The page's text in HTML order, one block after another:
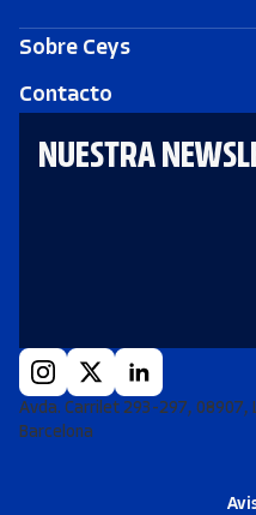
Sobre Ceys
Contacto
NUESTRA
Avda. Carrilet 293-297,
Barcelona